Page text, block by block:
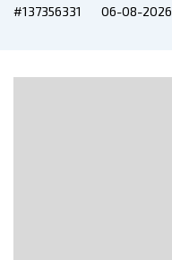
#137356331 06-08-2026